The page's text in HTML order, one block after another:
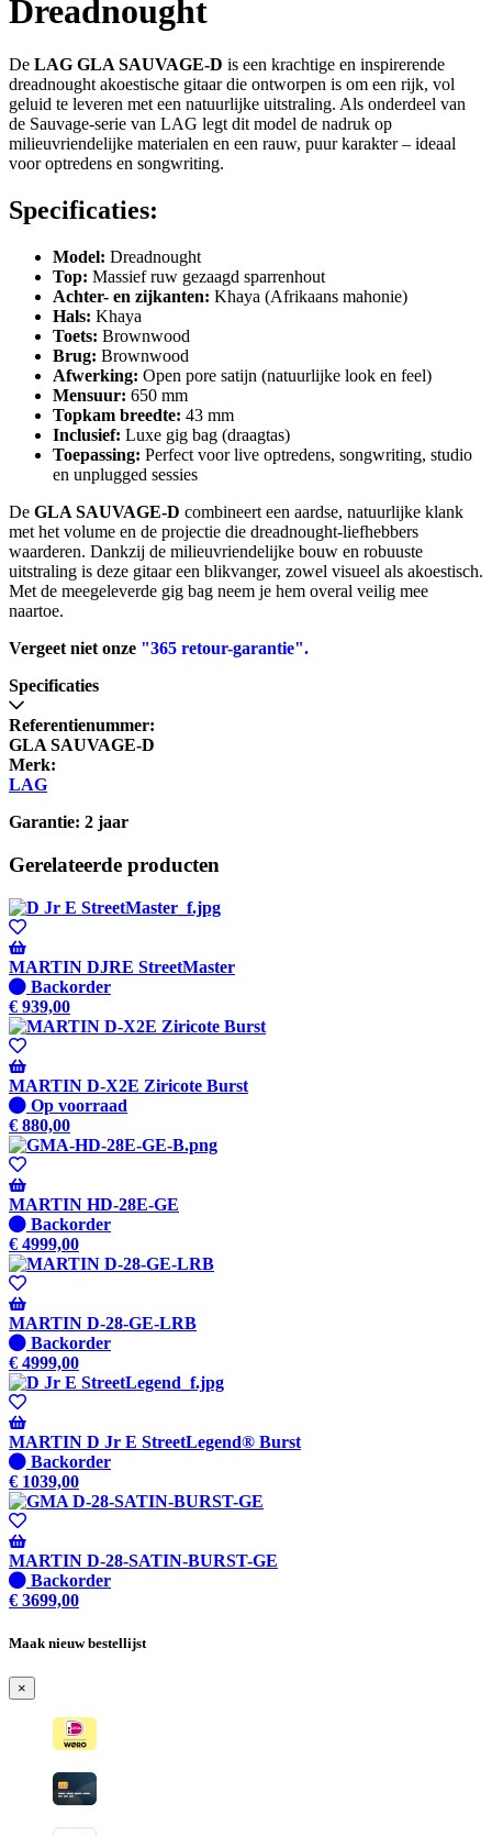
Dreadnought
De LAG GLA SAUVAGE-D is een krachtige en inspirerende
dreadnought akoestische gitaar die ontworpen is om een rijk, vol
geluid te leveren met een natuurlijke uitstraling. Als onderdeel van
de Sauvage-serie van LAG legt dit model de nadruk op
milieuvriendelijke materialen en een rauw, puur karakter – ideaal
voor optredens en songwriting.
Specificaties:
Model: Dreadnought
Top: Massief ruw gezaagd sparrenhout
Achter- en zijkanten: Khaya (Afrikaans mahonie)
Hals: Khaya
Toets: Brownwood
Brug: Brownwood
Afwerking: Open pore satijn (natuurlijke look en feel)
Mensuur: 650 mm
Topkam breedte: 43 mm
Inclusief: Luxe gig bag (draagtas)
Toepassing: Perfect voor live optredens, songwriting, studio
en unplugged sessies
De GLA SAUVAGE-D combineert een aardse, natuurlijke klank
met het volume en de projectie die dreadnought-liefhebbers
waarderen. Dankzij de milieuvriendelijke bouw en robuuste
uitstraling is deze gitaar een blikvanger, zowel visueel als akoestisch.
Met de meegeleverde gig bag neem je hem overal veilig mee
naartoe.
Vergeet niet onze "365 retour-garantie".
Specificaties
Referentienummer:
GLA SAUVAGE-D
Merk:
LAG
Garantie: 2 jaar
Gerelateerde producten
MARTIN DJRE StreetMaster
Niet
op
voorraad
-
Wordt
verzonden
wanneer
beschikbaar
Backorder
€ 939,00
MARTIN D-X2E Ziricote Burst
Op
voorraad
Op voorraad
€ 880,00
MARTIN HD-28E-GE
Niet
op
voorraad
-
Wordt
verzonden
wanneer
beschikbaar
Backorder
€ 4999,00
MARTIN D-28-GE-LRB
Niet
op
voorraad
-
Wordt
verzonden
wanneer
beschikbaar
Backorder
€ 4999,00
MARTIN D Jr E StreetLegend® Burst
Niet
op
voorraad
-
Wordt
verzonden
wanneer
beschikbaar
Backorder
€ 1039,00
MARTIN D-28-SATIN-BURST-GE
Niet
op
-
verzonden
wanneer
beschikbaar
Backorder
€ 3699,00
Maak nieuw bestellijst
×